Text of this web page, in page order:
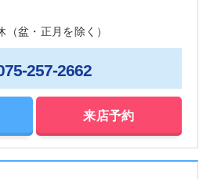
盆・正月を除く）
257-2662
来店予約